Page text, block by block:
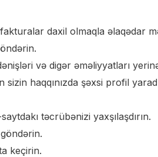
daxil olmaqla əlaqədar
və digər əməliyyatları
haqqınızda şəxsi profil
təcrübənizi yaxşılaşdırın.
keçirin.